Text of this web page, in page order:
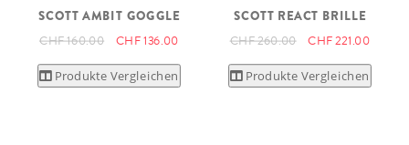
SCOTT AMBIT GOGGLE
CHF 160.00 CHF 136.00
Produkte Vergleichen
SCOTT REACT BRILLE
CHF 260.00 CHF 221.00
Produkte Vergleichen